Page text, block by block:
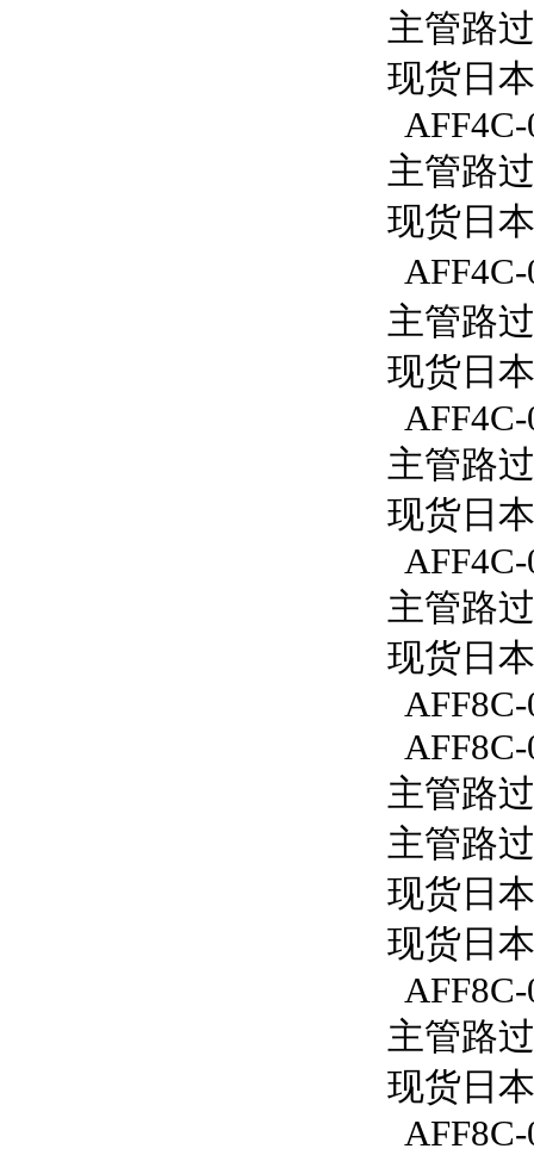
主管路
现货日
主管路
现货日
主管路
现货日
主管路
现货日
主管路
现货日
主管路
主管路
现货日
现货日
主管路
现货日